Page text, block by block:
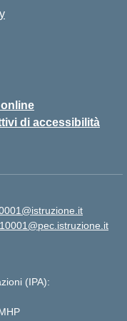
di accessibilità
(IPA):